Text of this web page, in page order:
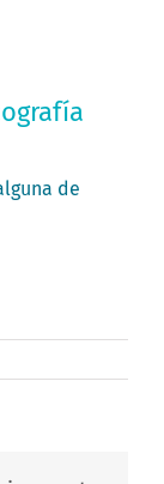
de